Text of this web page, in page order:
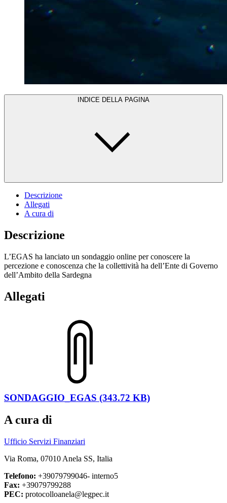
INDICE DELLA PAGINA
Descrizione
Allegati
A cura di
Descrizione
L’EGAS ha lanciato un sondaggio online per conoscere la
percezione e conoscenza che la collettività ha dell’Ente di Governo
dell’Ambito della Sardegna
Allegati
SONDAGGIO_EGAS (343.72 KB)
A cura di
Ufficio Servizi Finanziari
Via Roma, 07010 Anela SS, Italia
Telefono: +39079799046- interno5
Fax: +39079799288
PEC: protocolloanela@legpec.it